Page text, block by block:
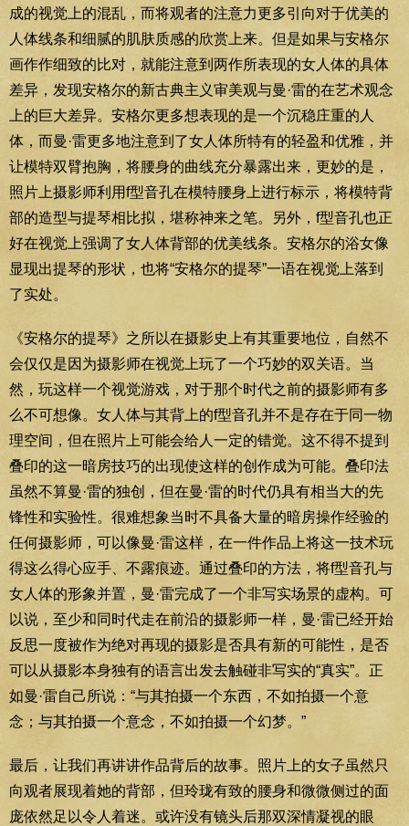
成的视觉上的混乱，而将观者的注意力更多引向对于优美的
人体线条和细腻的肌肤质感的欣赏上来。但是如果与安格尔
画作作细致的比对，就能注意到两作所表现的女人体的具体
差异，发现安格尔的新古典主义审美观与曼·雷的在艺术观念
上的巨大差异。安格尔更多想表现的是一个沉稳庄重的人
体，而曼·雷更多地注意到了女人体所特有的轻盈和优雅，并
让模特双臂抱胸，将腰身的曲线充分暴露出来，更妙的是，
照片上摄影师利用f型音孔在模特腰身上进行标示，将模特背
部的造型与提琴相比拟，堪称神来之笔。另外，f型音孔也正
好在视觉上强调了女人体背部的优美线条。安格尔的浴女像
显现出提琴的形状，也将“安格尔的提琴”一语在视觉上落到
了实处。
《安格尔的提琴》之所以在摄影史上有其重要地位，自然不
会仅仅是因为摄影师在视觉上玩了一个巧妙的双关语。当
然，玩这样一个视觉游戏，对于那个时代之前的摄影师有多
么不可想像。女人体与其背上的f型音孔并不是存在于同一物
理空间，但在照片上可能会给人一定的错觉。这不得不提到
叠印的这一暗房技巧的出现使这样的创作成为可能。叠印法
虽然不算曼·雷的独创，但在曼·雷的时代仍具有相当大的先
锋性和实验性。很难想象当时不具备大量的暗房操作经验的
任何摄影师，可以像曼·雷这样，在一件作品上将这一技术玩
得这么得心应手、不露痕迹。通过叠印的方法，将f型音孔与
女人体的形象并置，曼·雷完成了一个非写实场景的虚构。可
以说，至少和同时代走在前沿的摄影师一样，曼·雷已经开始
反思一度被作为绝对再现的摄影是否具有新的可能性，是否
可以从摄影本身独有的语言出发去触碰非写实的“真实”。正
如曼·雷自己所说：“与其拍摄一个东西，不如拍摄一个意
念；与其拍摄一个意念，不如拍摄一个幻梦。”
最后，让我们再讲讲作品背后的故事。照片上的女子虽然只
向观者展现着她的背部，但玲珑有致的腰身和微微侧过的面
庞依然足以令人着迷。或许没有镜头后那双深情凝视的眼